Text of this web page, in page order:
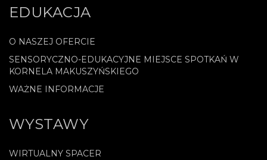
EDUKACJA
O NASZEJ OFERCIE
SENSORYCZNO-EDUKACYJNE MIEJSCE SPOTKAŃ W
KORNELA MAKUSZYŃSKIEGO
WAŻNE INFORMACJE
WYSTAWY
WIRTUALNY SPACER